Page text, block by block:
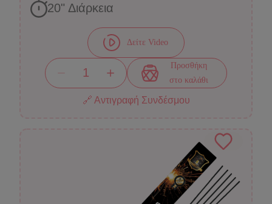
20" Διάρκεια
Δείτε Video
Προσθήκη
στο καλάθι
🔗 Αντιγραφή Συνδέσμου